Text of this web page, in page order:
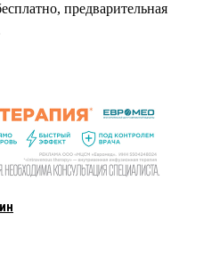
предварительная